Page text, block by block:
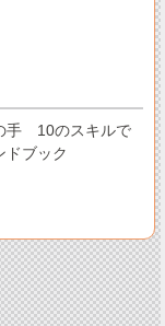
手 10のスキルで
ドブック